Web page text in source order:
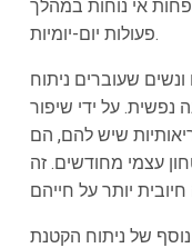
אי נוחות במהלך
פעולות יום-יומיות.
שעוברים ניתוח
נפשית. על ידי שיפור
שיש להם, הם
עצמי מחודשים. זה
נוסף של ניתוח הקטנת